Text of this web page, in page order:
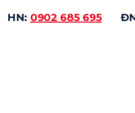
HN: 0902 685 695